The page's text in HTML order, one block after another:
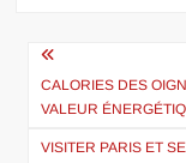
Navigation
de
l’article
CALORIES DES
VALEUR
VISITER PARIS ET